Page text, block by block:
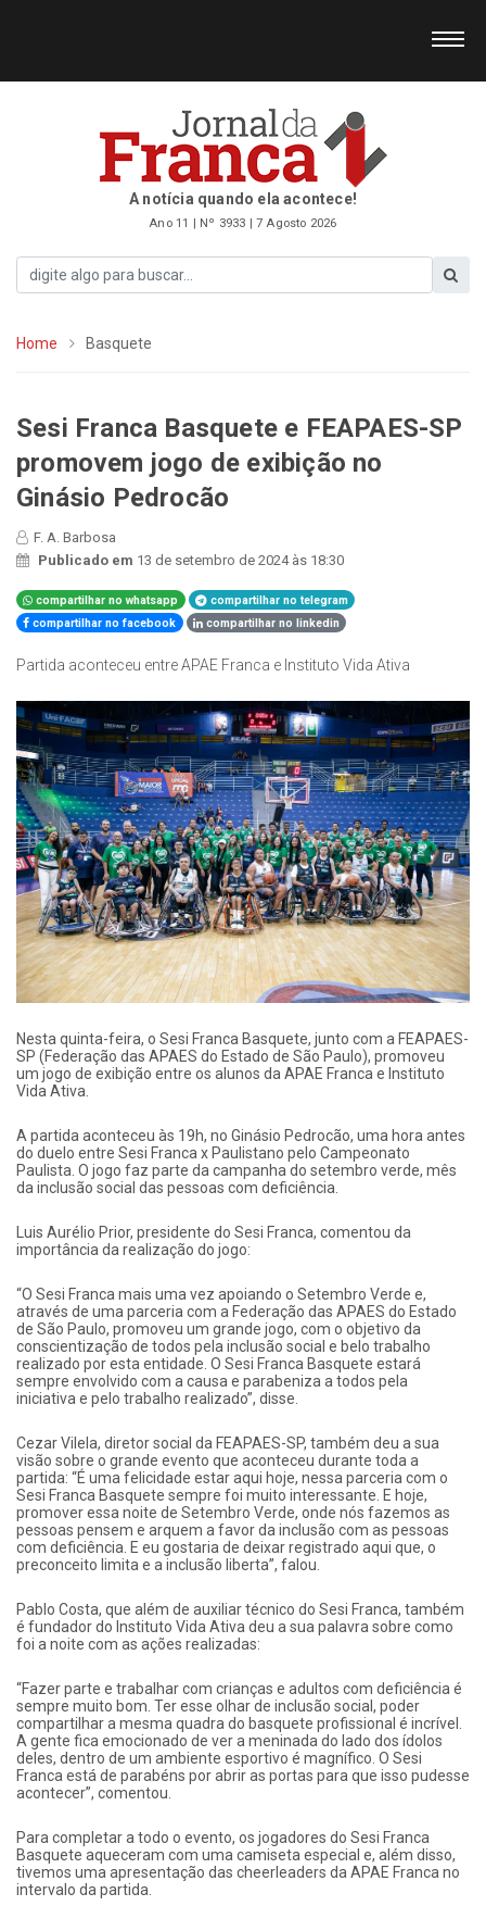
A notícia quando ela acontece!
Ano 11 | Nº 3933 | 7 Agosto 2026
Home Basquete
Sesi Franca Basquete e FEAPAES-SP
promovem jogo de exibição no
Ginásio Pedrocão
F. A. Barbosa
Publicado em 13 de setembro de 2024 às 18:30
compartilhar no whatsapp
compartilhar no telegram
compartilhar no facebook
compartilhar no linkedin
Partida aconteceu entre APAE Franca e Instituto Vida Ativa
Nesta quinta-feira, o Sesi Franca Basquete, junto com a FEAPAES-
SP (Federação das APAES do Estado de São Paulo), promoveu
um jogo de exibição entre os alunos da APAE Franca e Instituto
Vida Ativa.
A partida aconteceu às 19h, no Ginásio Pedrocão, uma hora antes
do duelo entre Sesi Franca x Paulistano pelo Campeonato
Paulista. O jogo faz parte da campanha do setembro verde, mês
da inclusão social das pessoas com deficiência.
Luis Aurélio Prior, presidente do Sesi Franca, comentou da
importância da realização do jogo:
“O Sesi Franca mais uma vez apoiando o Setembro Verde e,
através de uma parceria com a Federação das APAES do Estado
de São Paulo, promoveu um grande jogo, com o objetivo da
conscientização de todos pela inclusão social e belo trabalho
realizado por esta entidade. O Sesi Franca Basquete estará
sempre envolvido com a causa e parabeniza a todos pela
iniciativa e pelo trabalho realizado”, disse.
Cezar Vilela, diretor social da FEAPAES-SP, também deu a sua
visão sobre o grande evento que aconteceu durante toda a
partida: “É uma felicidade estar aqui hoje, nessa parceria com o
Sesi Franca Basquete sempre foi muito interessante. E hoje,
promover essa noite de Setembro Verde, onde nós fazemos as
pessoas pensem e arquem a favor da inclusão com as pessoas
com deficiência. E eu gostaria de deixar registrado aqui que, o
preconceito limita e a inclusão liberta”, falou.
Pablo Costa, que além de auxiliar técnico do Sesi Franca, também
é fundador do Instituto Vida Ativa deu a sua palavra sobre como
foi a noite com as ações realizadas:
“Fazer parte e trabalhar com crianças e adultos com deficiência é
sempre muito bom. Ter esse olhar de inclusão social, poder
compartilhar a mesma quadra do basquete profissional é incrível.
A gente fica emocionado de ver a meninada do lado dos ídolos
deles, dentro de um ambiente esportivo é magnífico. O Sesi
Franca está de parabéns por abrir as portas para que isso pudesse
acontecer”, comentou.
Para completar a todo o evento, os jogadores do Sesi Franca
Basquete aqueceram com uma camiseta especial e, além disso,
tivemos uma apresentação das cheerleaders da APAE Franca no
intervalo da partida.